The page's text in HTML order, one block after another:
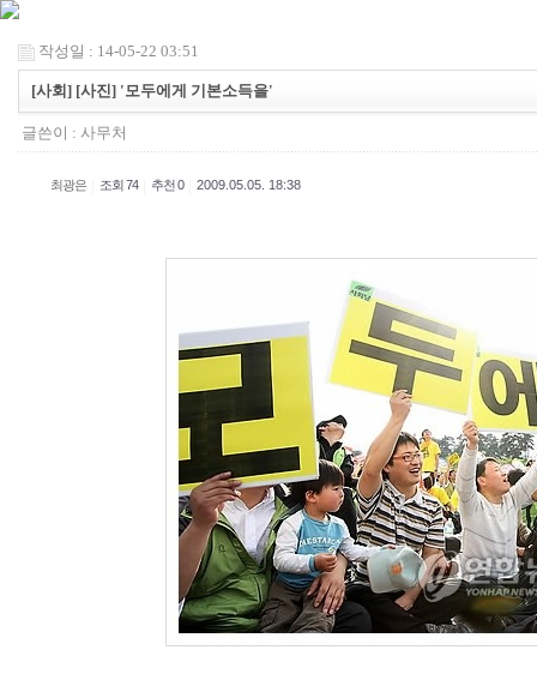
작성일 : 14-05-22 03:51
[사회] [사진] '모두에게 기본소득을'
글쓴이 : 사무처
최광은 조회 74 추천 0 2009.05.05. 18:38